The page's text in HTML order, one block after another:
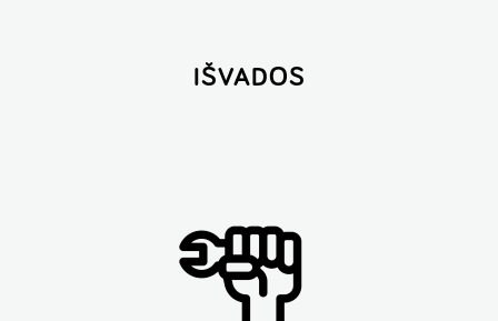
IŠVADOS